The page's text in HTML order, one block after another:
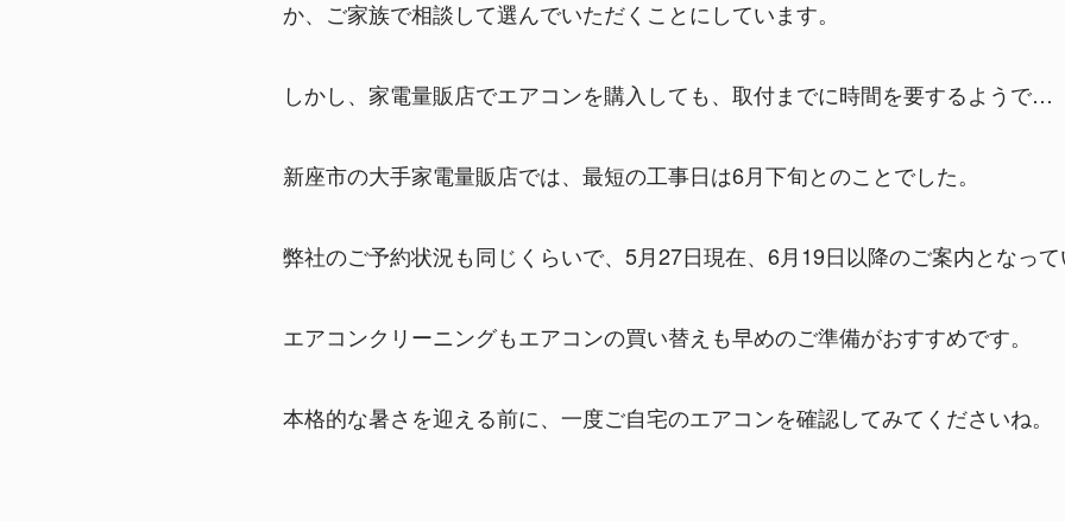
か、ご家族で相談して選んでいただくことにしています。
しかし、家電量販店でエアコンを購入しても、取付までに時間を要するようで…
新座市の大手家電量販店では、最短の工事日は6月下旬とのことでした。
弊社のご予約状況も同じくらいで、5月27日現在、6月19日以降のご案内となって
エアコンクリーニングもエアコンの買い替えも早めのご準備がおすすめです。
本格的な暑さを迎える前に、一度ご自宅のエアコンを確認してみてくださいね。